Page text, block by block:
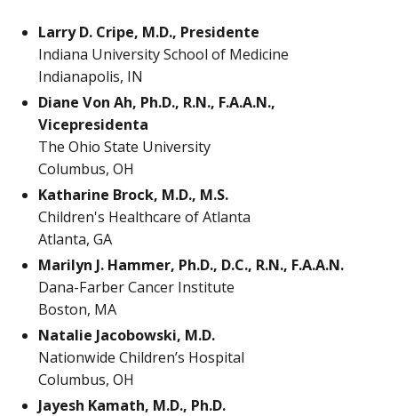
Larry D. Cripe, M.D., Presidente
Indiana University School of Medicine
Indianapolis, IN
Diane Von Ah, Ph.D., R.N., F.A.A.N.,
Vicepresidenta
The Ohio State University
Columbus, OH
Katharine Brock, M.D., M.S.
Children's Healthcare of Atlanta
Atlanta, GA
Marilyn J. Hammer, Ph.D., D.C., R.N., F.A.A.N.
Dana-Farber Cancer Institute
Boston, MA
Natalie Jacobowski, M.D.
Nationwide Children’s Hospital
Columbus, OH
Jayesh Kamath, M.D., Ph.D.